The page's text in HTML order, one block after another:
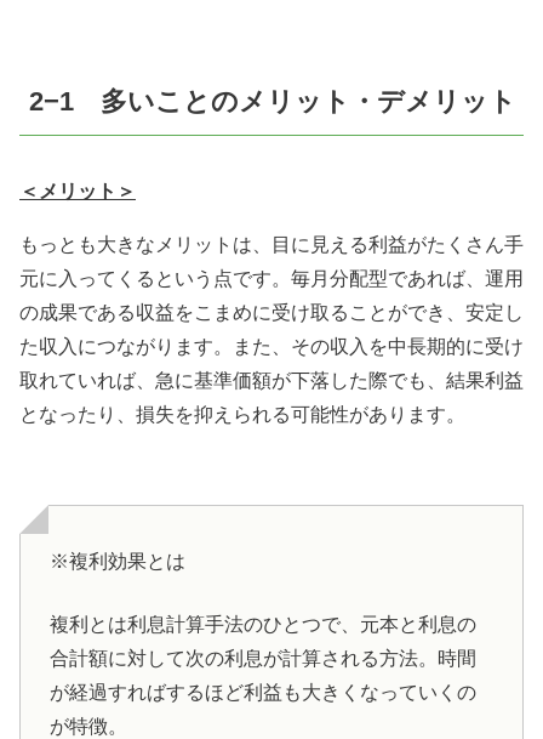
2−1 多いことのメリット・デメリット
＜メリット＞
もっとも大きなメリットは、目に見える利益がたくさん手
元に入ってくるという点です。毎月分配型であれば、運用
の成果である収益をこまめに受け取ることができ、安定し
た収入につながります。また、その収入を中長期的に受け
取れていれば、急に基準価額が下落した際でも、結果利益
となったり、損失を抑えられる可能性があります。
※複利効果とは
複利とは利息計算手法のひとつで、元本と利息の
合計額に対して次の利息が計算される方法。時間
が経過すればするほど利益も大きくなっていくの
が特徴。